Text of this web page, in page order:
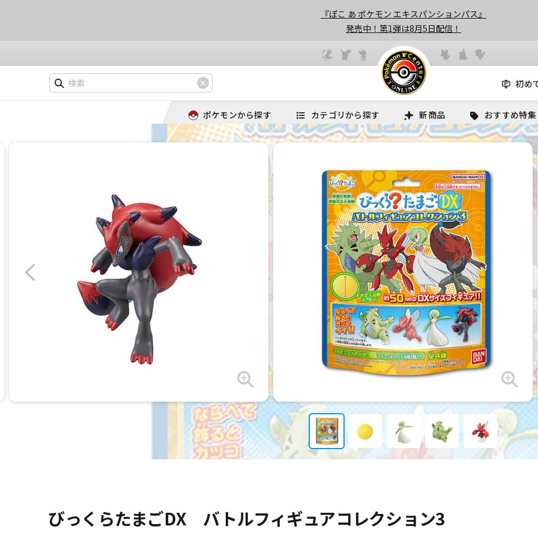
『ぽこ あ ポケモン エキスパンションパス』
発売中！第1弾は8月5日配信！
初め
ポケモンから探す カテゴリから探す 新商品 おすすめ特集
びっくらたまごDX バトルフィギュアコレクション3